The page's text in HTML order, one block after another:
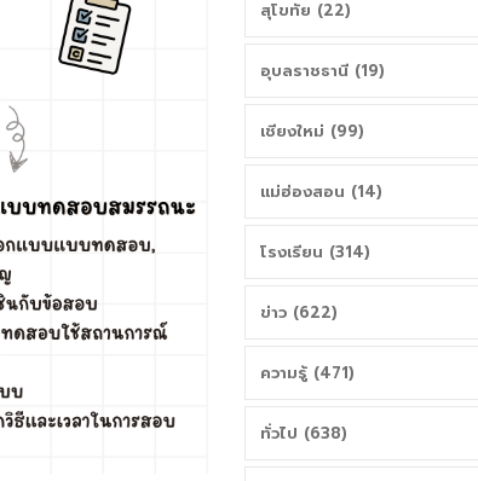
สุโขทัย (22)
อุบลราชธานี (19)
เชียงใหม่ (99)
แม่ฮ่องสอน (14)
โรงเรียน (314)
ข่าว (622)
ความรู้ (471)
ทั่วไป (638)